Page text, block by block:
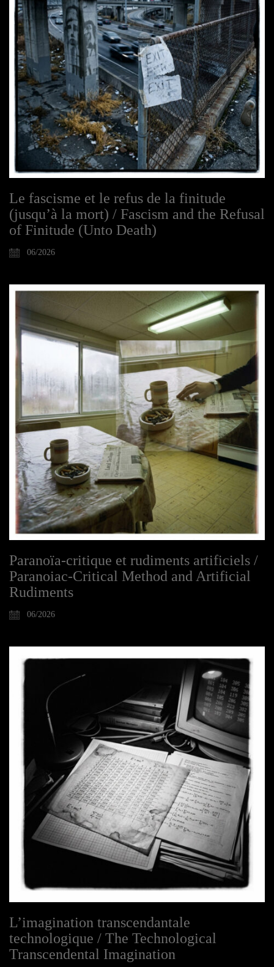
Le fascisme et le refus de la finitude
(jusqu’à la mort) / Fascism and the Refusal
of Finitude (Unto Death)
06/2026
Paranoïa-critique et rudiments artificiels /
Paranoiac-Critical Method and Artificial
Rudiments
06/2026
L’imagination transcendantale
technologique / The Technological
Transcendental Imagination